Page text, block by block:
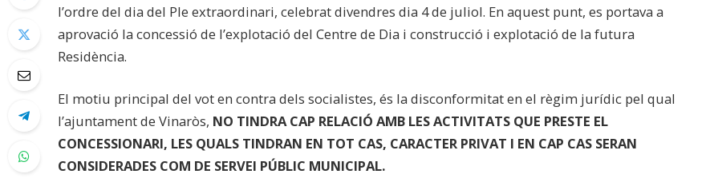
l’ordre del dia del Ple extraordinari, celebrat divendres dia 4 de juliol. En aquest punt, es portava a
aprovació la concessió de l’explotació del Centre de Dia i construcció i explotació de la futura
Residència.
El motiu principal del vot en contra dels socialistes, és la disconformitat en el règim jurídic pel qual
l’ajuntament de Vinaròs, NO TINDRA CAP RELACIÓ AMB LES ACTIVITATS QUE PRESTE EL
CONCESSIONARI, LES QUALS TINDRAN EN TOT CAS, CARACTER PRIVAT I EN CAP CAS SERAN
CONSIDERADES COM DE SERVEI PÚBLIC MUNICIPAL.